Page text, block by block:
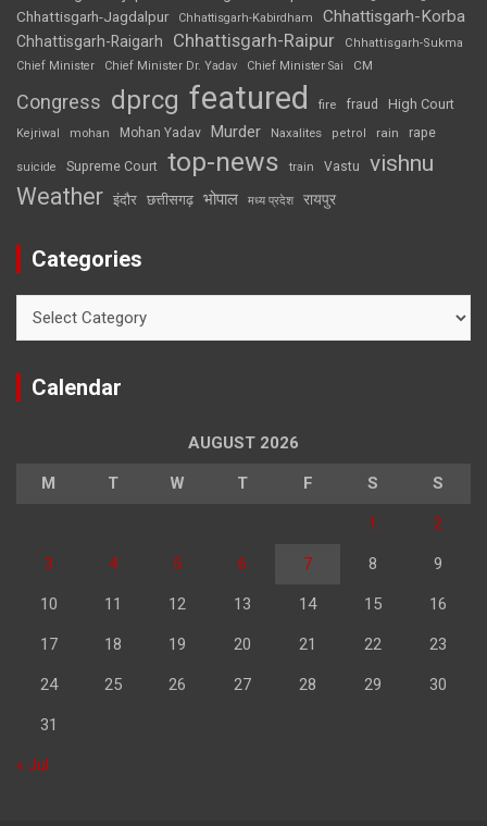
Chhattisgarh-Jagdalpur Chhattisgarh-Kabirdham Chhattisgarh-Korba
Chhattisgarh-Raigarh Chhattisgarh-Raipur
Chhattisgarh-Sukma
Chief Minister
Chief Minister Dr. Yadav Chief Minister Sai CM
Congress dprcg featured fire fraud High Court
Kejriwal mohan Mohan Yadav Murder Naxalites petrol rain rape
suicide Supreme Court top-news train Vastu vishnu
Weather इंदौर छत्तीसगढ़ भोपाल मध्य प्रदेश रायपुर
Categories
Calendar
AUGUST 2026
M T W T F S S
1 2
3 4 5 6 7 8 9
10 11 12 13 14 15 16
17 18 19 20 21 22 23
24 25 26 27 28 29 30
31
« Jul